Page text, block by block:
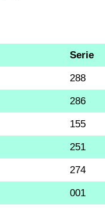
Serie
288
286
155
251
274
001